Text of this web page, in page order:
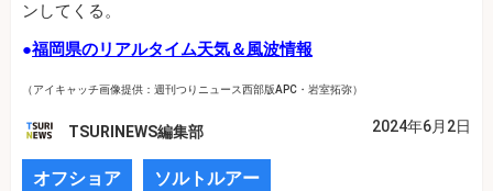
ンしてくる。
●福岡県のリアルタイム天気＆風波情報
（アイキャッチ画像提供：週刊つりニュース西部版APC・岩室拓弥）
TSURINEWS編集部 2024年6月2日
オフショア ソルトルアー